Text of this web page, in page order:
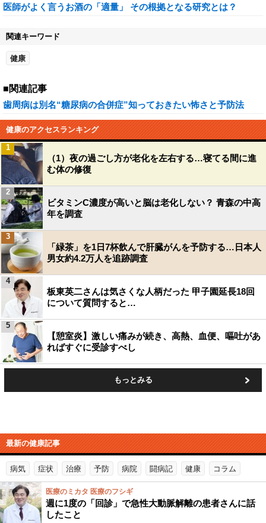
医師がよく言うお酒の「適量」 その根拠となる研究とは？
関連キーワード
健康
■関連記事
歯周病は別名“糖尿病の合併症”知っておきたい怖さと予防法
健康のアクセスランキング
（1）夜の過ごし方が老化を左右する…寝てる間に進
む体の修復
1
ビタミンC濃度が高いと脳は老化しない？ 青森の中高
年を調査
2
「緑茶」を1日7杯飲んで肝臓がんを予防する…日本人
男女約4.2万人を追跡調査
3
板東英二さんは気さくな人柄だった 甲子園延長18回
について質問すると…
4
【憩室炎】激しい痛みが続き、高熱、血便、嘔吐があ
ればすぐに受診すべし
5
もっとみる
最新の健康記事
病気 症状 治療 予防 病院 闘病記 健康 コラム
医療のミカタ 医療のフシギ
週に1度の「回診」で急性大動脈解離の患者さんに話
したこと